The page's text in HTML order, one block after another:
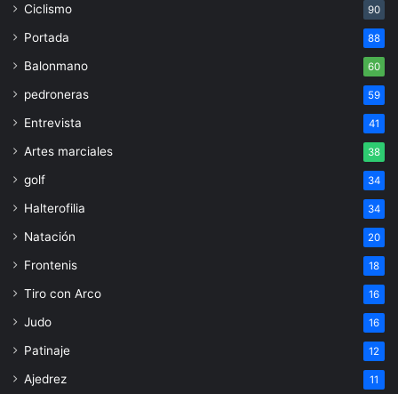
Ciclismo 90
Portada 88
Balonmano 60
pedroneras 59
Entrevista 41
Artes marciales 38
golf 34
Halterofilia 34
Natación 20
Frontenis 18
Tiro con Arco 16
Judo 16
Patinaje 12
Ajedrez 11